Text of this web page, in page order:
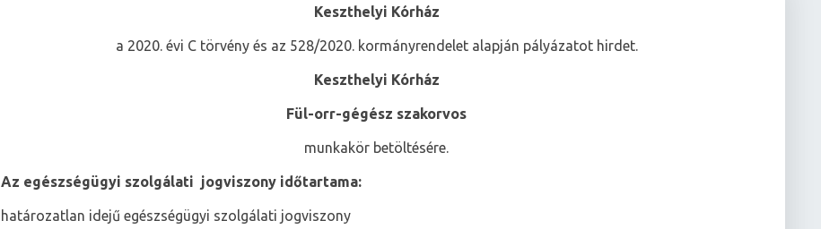
Keszthelyi Kórház
a 2020. évi C törvény és az 528/2020. kormányrendelet alapján pályázatot hirdet.
Keszthelyi Kórház
Fül-orr-gégész szakorvos
munkakör betöltésére.
Az egészségügyi szolgálati jogviszony időtartama:
határozatlan idejű egészségügyi szolgálati jogviszony